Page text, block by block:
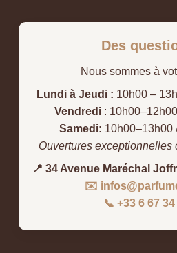
Des
Nous sommes à
Lundi à Jeudi : 10h00 –
Vendredi :
Samedi: 10h00–13h00
Ouvertures exceptionnelles
📍 34 Avenue Maréchal
✉️
📞 +33 6 67